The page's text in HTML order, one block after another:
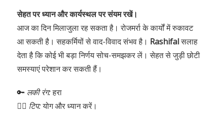
सेहत पर ध्यान और कार्यस्थल पर संयम रखें।
आज का दिन मिलाजुला रह सकता है। रोजमर्रा के कार्यों में रुकावट
आ सकती है। सहकर्मियों से वाद-विवाद संभव है। Rashifalसलाह
देता है कि कोई भी बड़ा निर्णय सोच-समझकर लें। सेहत से जुड़ी छोटी
समस्याएं परेशान कर सकती हैं।
🔑 लकी रंग:हरा
🧘‍♀️ टिप:योग और ध्यान करें।